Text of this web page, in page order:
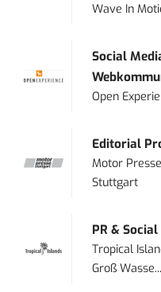
Wave In
Social
Open
Editorial
Motor
Stuttgart
PR &
Tropical
Groß Wasse...